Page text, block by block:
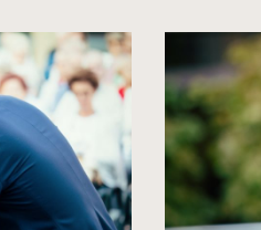
spowoduje
powiększenie
zdjęcia
do
rozmiarów
oryginalnych